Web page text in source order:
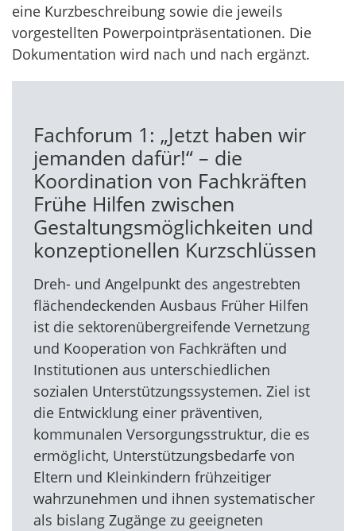
eine Kurzbeschreibung sowie die jeweils
vorgestellten Powerpointpräsentationen. Die
Dokumentation wird nach und nach ergänzt.
Fachforum 1: „Jetzt haben wir
jemanden dafür!“ – die
Koordination von Fachkräften
Frühe Hilfen zwischen
Gestaltungsmöglichkeiten und
konzeptionellen Kurzschlüssen
Dreh- und Angelpunkt des angestrebten
flächendeckenden Ausbaus Früher Hilfen
ist die sektorenübergreifende Vernetzung
und Kooperation von Fachkräften und
Institutionen aus unterschiedlichen
sozialen Unterstützungssystemen. Ziel ist
die Entwicklung einer präventiven,
kommunalen Versorgungsstruktur, die es
ermöglicht, Unterstützungsbedarfe von
Eltern und Kleinkindern frühzeitiger
wahrzunehmen und ihnen systematischer
als bislang Zugänge zu geeigneten